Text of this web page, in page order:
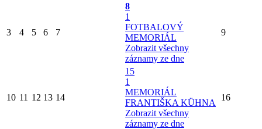
3 4 5 6 7
8
1
FOTBALOVÝ
MEMORIÁL
Zobrazit všechny
záznamy ze dne
9
10 11 12 13 14
15
1
MEMORIÁL
FRANTIŠKA KÜHNA
Zobrazit všechny
záznamy ze dne
16